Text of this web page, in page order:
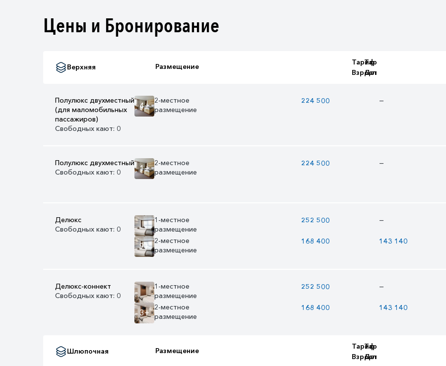
Цены и Бронирование
Верхняя Размещение
Тариф
Взрослый
Тариф
Детский
Полулюкс двухместный
(для маломобильных
пассажиров)
Свободных кают: 0
4+
2-местное
размещение
224 500 —
Полулюкс двухместный
Свободных кают: 0
1+
2-местное
размещение
224 500 —
Делюкс
Свободных кают: 0
1-местное
размещение
252 500 —
9+
2-местное
размещение
168 400 143 140
Делюкс-коннект
Свободных кают: 0
1-местное
размещение
252 500 —
3+
2-местное
размещение
168 400 143 140
Шлюпочная Размещение
Тариф
Взрослый
Тариф
Детский